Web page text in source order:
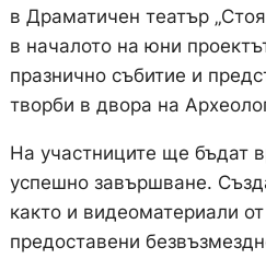
в Драматичен театър
в началото на юни
празнично събитие и
творби в двора на
На участниците ще бъдат
успешно завършване.
както и видеоматериали
предоставени